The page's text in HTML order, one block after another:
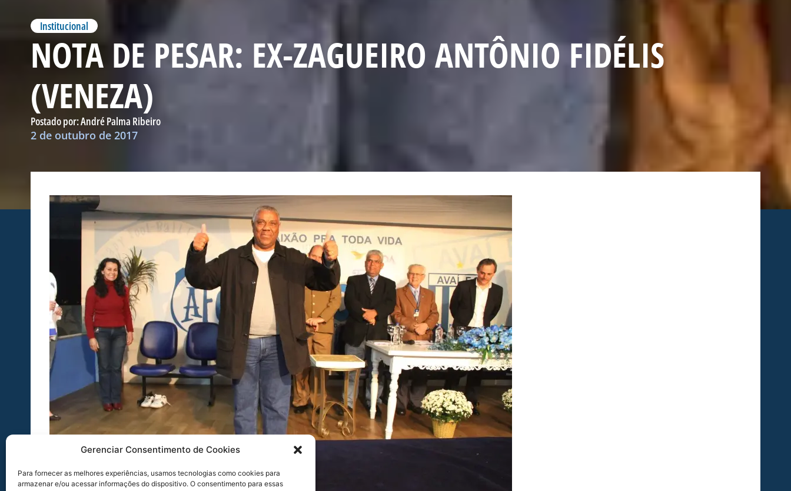
Gerenciar Consentimento de Cookies
Para fornecer as melhores experiências, usamos tecnologias como cookies para
armazenar e/ou acessar informações do dispositivo. O consentimento para essas
Institucional
NOTA DE PESAR: EX-ZAGUEIRO ANTÔNIO FIDÉLIS
(VENEZA)
Postado por:André Palma Ribeiro
2 de outubro de 2017